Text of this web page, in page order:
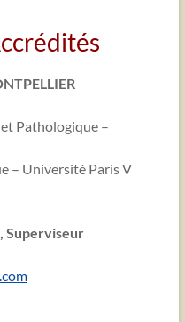
Pathologique –
– Université Paris V
Superviseur